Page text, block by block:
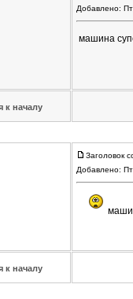
Добавлено:
машина
к началу
Заголовок
Добавлено:
к началу